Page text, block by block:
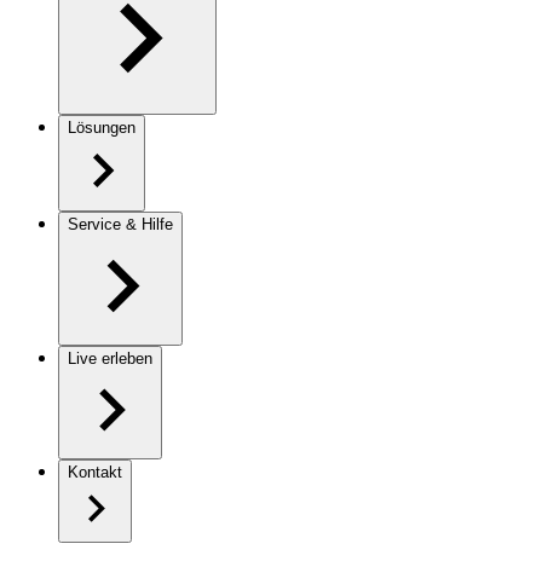
Lösungen
Service & Hilfe
Live erleben
Kontakt